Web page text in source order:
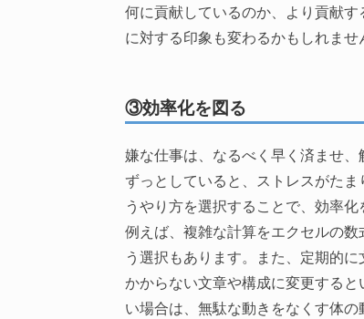
何に貢献しているのか、より貢献
に対する印象も変わるかもしれませ
③効率化を図る
嫌な仕事は、なるべく早く済ませ、
ずっとしていると、ストレスがた
うやり方を選択することで、効率
例えば、複雑な計算をエクセルの
う選択もあります。また、定期的
かからない文章や構成に変更する
い場合は、無駄な動きをなくす体の